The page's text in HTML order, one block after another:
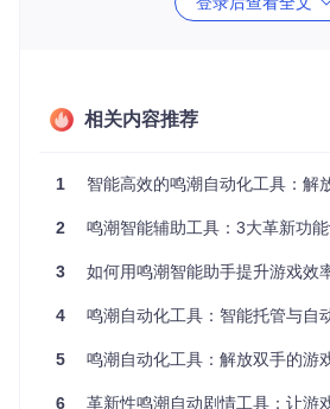
安装必要的依赖组件：.NET
⚠️ 请避免将程序安装在系统盘Program
亮度50%，关闭HDR和垂直同步。
💡 实用技巧：如果你是源码运行用户
配置、场景化模板和智能识别系统。这
相关内容推荐
1 智能高效的鸣潮自动化工具：解放双
2 鸣潮智能辅助工具：3大革新功
3 如何用鸣潮智能助手提升游戏效率？从重复操
4 鸣潮自动化工具：智能托管与自
5 鸣潮自动化工具：解放双手的游
6 革新性鸣潮自动剧情工具：让游